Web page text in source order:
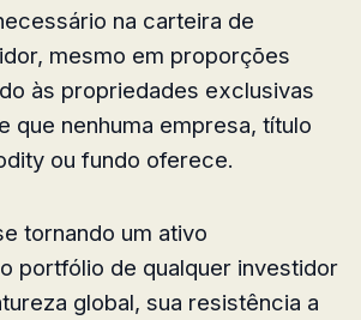
na carteira de
mesmo em proporções
às propriedades exclusivas
que nenhuma empresa, título
ou fundo oferece.
tornando um ativo
portfólio de qualquer investidor
global, sua resistência a